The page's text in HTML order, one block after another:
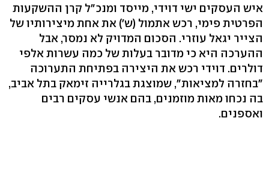
איש העסקים ישי דוידי, מייסד ומנכ"ל קרן ההשקעות
הפרטית פימי, רכש אתמול (ש') את אחת מיצירותיו של
הצייר יגאל עוזרי. הסכום המדויק לא נמסר, אבל
ההערכה היא כי מדובר בעלות של כמה עשרות אלפי
דולרים. דוידי רכש את היצירה בפתיחת התערוכה
"בחזרה למציאות", שמוצגת בגלרייה זימאק בתל אביב,
בה נכחו מאות מוזמנים, בהם אנשי עסקים רבים
ואספנים.